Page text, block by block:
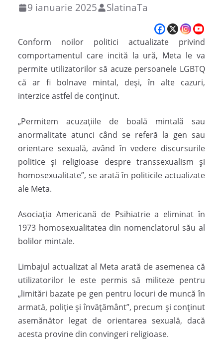
9 ianuarie 2025 SlatinaTa
Conform noilor politici actualizate privind
comportamentul care incită la ură, Meta le va
permite utilizatorilor să acuze persoanele LGBTQ
că ar fi bolnave mintal, deși, în alte cazuri,
interzice astfel de conținut.
„Permitem acuzațiile de boală mintală sau
anormalitate atunci când se referă la gen sau
orientare sexuală, având în vedere discursurile
politice și religioase despre transsexualism și
homosexualitate”, se arată în politicile actualizate
ale Meta.
Asociația Americană de Psihiatrie a eliminat în
1973 homosexualitatea din nomenclatorul său al
bolilor mintale.
Limbajul actualizat al Meta arată de asemenea că
utilizatorilor le este permis să militeze pentru
„limitări bazate pe gen pentru locuri de muncă în
armată, poliție și învățământ”, precum și conținut
asemănător legat de orientarea sexuală, dacă
acesta provine din convingeri religioase.